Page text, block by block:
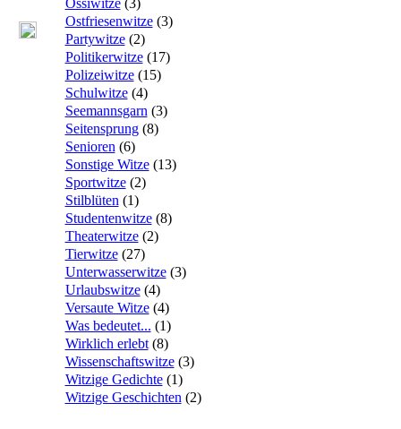
Ossiwitze(3)
Ostfriesenwitze(3)
Partywitze(2)
Politikerwitze(17)
Polizeiwitze(15)
Schulwitze(4)
Seemannsgarn (3)
Seitensprung(8)
Senioren (6)
Sonstige Witze(13)
Sportwitze(2)
Stilblüten (1)
Studentenwitze(8)
Theaterwitze(2)
Tierwitze(27)
Unterwasserwitze(3)
Urlaubswitze(4)
Versaute Witze(4)
Was bedeutet... (1)
Wirklich erlebt(8)
Wissenschaftswitze(3)
Witzige Gedichte(1)
Witzige Geschichten (2)